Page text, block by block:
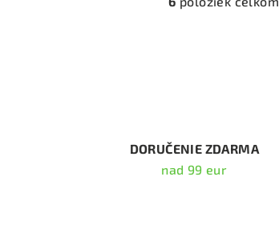
O
c
i
DORUČENIE ZDARMA
nad 99 eur